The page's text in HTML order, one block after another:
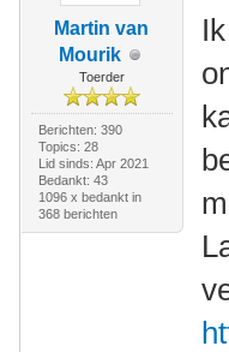
Martin van
Mourik
Toerder
Berichten: 390
Topics: 28
Lid sinds: Apr 2021
Bedankt: 43
1096 x bedankt in
368 berichten